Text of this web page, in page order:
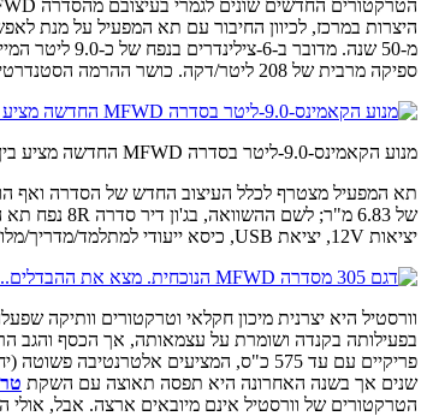
היצרות במרכז, לכיוון החיבור עם תא המפעיל על מנת
ספיקה מרבית של 208 ליטר/דקה. כושר ההרמה הסטנדרטי בזרועות האחוריות קרוב ל-7.2 טון.
מנוע הקאמינס-9.0-ליטר בסדרה MFWD החדשה מציע בין 260 ל-310 כ"ס, בהתאם לדגם
יציאות 12V, יציאת USB, כיסא ייעודי למתלמד/מדריך/מלווה ועוד.
בפעילותה בקנדה ושומרת על עצמאותה, אך הכסף והגב
פריקיים עם עד 575 כ"ס, המציעים
שנים אך בשנה האחרונה היא תפסה תאוצה עם השקת
הטרקטורים של וורסטיל אינם מיובאים ארצה. אבל,